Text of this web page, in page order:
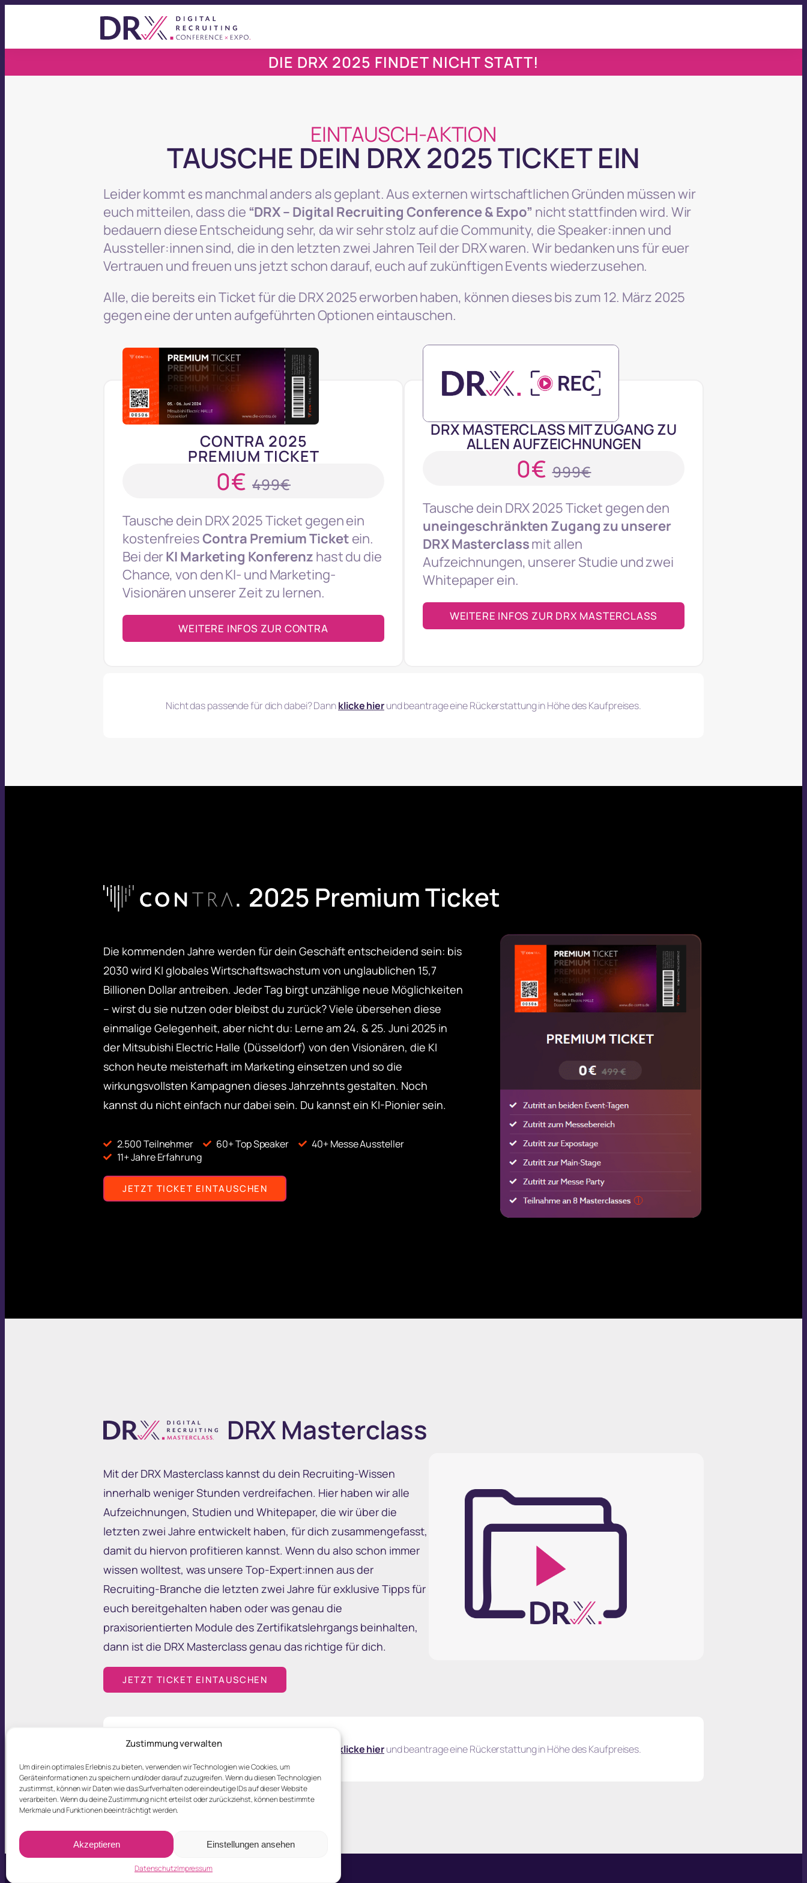
Zustimmung verwalten
Um dir ein optimales Erlebnis zu bieten, verwenden wir Technologien wie Cookies, um
Geräteinformationen zu speichern und/oder darauf zuzugreifen. Wenn du diesen Technologien
zustimmst, können wir Daten wie das Surfverhalten oder eindeutige IDs auf dieser Website
verarbeiten. Wenn du deine Zustimmung nicht erteilst oder zurückziehst, können bestimmte
Merkmale und Funktionen beeinträchtigt werden.
Akzeptieren Einstellungen ansehen
DatenschutzImpressum
DIE DRX 2025 FINDET NICHT STATT!
EINTAUSCH-AKTION
TAUSCHE DEIN DRX 2025 TICKET EIN
Leider kommt es manchmal anders als geplant. Aus externen wirtschaftlichen Gründen müssen wir
euch mitteilen, dass die “DRX – Digital Recruiting Conference & Expo” nicht stattfinden wird. Wir
bedauern diese Entscheidung sehr, da wir sehr stolz auf die Community, die Speaker:innen und
Aussteller:innen sind, die in den letzten zwei Jahren Teil der DRX waren. Wir bedanken uns für euer
Vertrauen und freuen uns jetzt schon darauf, euch auf zukünftigen Events wiederzusehen.
Alle, die bereits ein Ticket für die DRX 2025 erworben haben, können dieses bis zum 12. März 2025
gegen eine der unten aufgeführten Optionen eintauschen.
CONTRA 2025
PREMIUM TICKET
0€ 499€
Tausche dein DRX 2025 Ticket gegen ein
kostenfreiesContra Premium Ticket ein.
Bei derKI Marketing Konferenz hast du die
Chance, von den KI- und Marketing-
Visionären unserer Zeit zu lernen.
WEITERE INFOS ZUR CONTRA
DRX MASTERCLASS MIT ZUGANG ZU
ALLEN AUFZEICHNUNGEN
0€999€
Tausche dein DRX 2025 Ticket gegen den
uneingeschränkten Zugang zu unserer
DRX Masterclassmit allen
Aufzeichnungen, unserer Studie und zwei
Whitepaper ein.
WEITERE INFOS ZUR DRX MASTERCLASS
Nicht das passende für dich dabei? Dannklicke hierund beantrage eine Rückerstattung in Höhe des Kaufpreises.
2025 Premium Ticket
Die kommenden Jahre werden für dein Geschäft entscheidend sein: bis
2030 wird KI globales Wirtschaftswachstum von unglaublichen 15,7
Billionen Dollar antreiben. Jeder Tag birgt unzählige neue Möglichkeiten
– wirst du sie nutzen oder bleibst du zurück? Viele übersehen diese
einmalige Gelegenheit, aber nicht du: Lerne am 24. & 25. Juni 2025 in
der Mitsubishi Electric Halle (Düsseldorf) von den Visionären, die KI
schon heute meisterhaft im Marketing einsetzen und so die
wirkungsvollsten Kampagnen dieses Jahrzehnts gestalten. Noch
kannst du nicht einfach nur dabei sein. Du kannst ein KI-Pionier sein.
2.500 Teilnehmer 60+ Top Speaker
40+ Messe Aussteller
11+ Jahre Erfahrung
JETZT TICKET EINTAUSCHEN
DRX Masterclass
Mit der DRX Masterclass kannst du dein Recruiting-Wissen
innerhalb weniger Stunden verdreifachen. Hier haben wir alle
Aufzeichnungen, Studien und Whitepaper, die wir über die
letzten zwei Jahre entwickelt haben, für dich zusammengefasst,
damit du hiervon profitieren kannst. Wenn du also schon immer
wissen wolltest, was unsere Top-Expert:innen aus der
Recruiting-Branche die letzten zwei Jahre für exklusive Tipps für
euch bereitgehalten haben oder was genau die
praxisorientierten Module des Zertifikatslehrgangs beinhalten,
dann ist die DRX Masterclass genau das richtige für dich.
JETZT TICKET EINTAUSCHEN
Nicht das passende für dich dabei? Dann klickehierund beantrage eine Rückerstattung in Höhe des Kaufpreises.
|Datenschutz